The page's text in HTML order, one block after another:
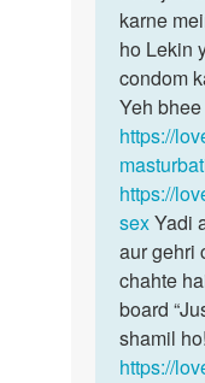
by
अज्ञात
karne
ho Lekin
condom
Yeh
https://
https://
sexYadi
aur gehri
chahte
board
shamil ho!
https://